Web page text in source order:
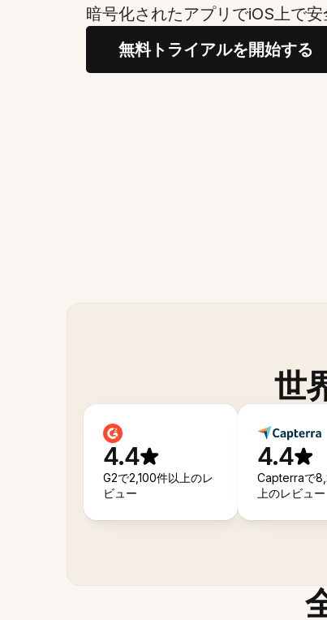
暗号化されたアプリでiOS上で
無料トライアルを開始する
世
4.4
G2で2,100件以上のレ
ビュー
4.4
Capterraで
上のレビュー